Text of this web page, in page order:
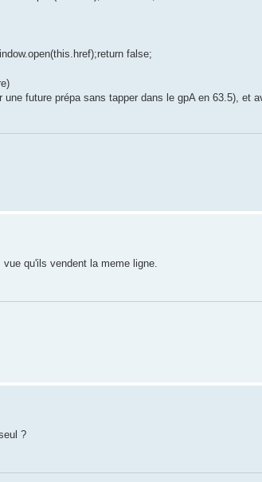
false;
future prépa sans tapper dans le gpA en 63.5), et
qu'ils vendent la meme ligne.
?